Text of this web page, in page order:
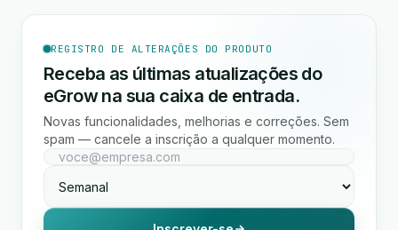
REGISTRO DE ALTERAÇÕES DO PRODUTO
Receba as últimas atualizações do
eGrow na sua caixa de entrada.
Novas funcionalidades, melhorias e correções. Sem
spam — cancele a inscrição a qualquer momento.